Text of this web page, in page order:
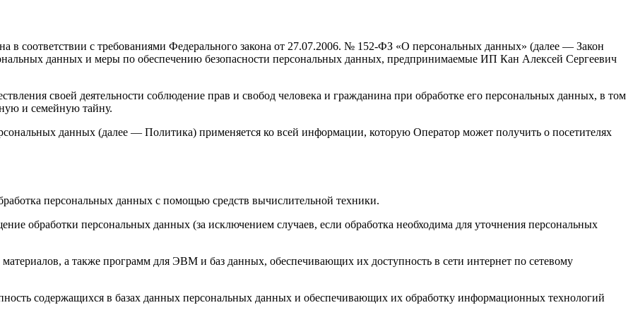
в соответствии с требованиями Федерального закона от 27.07.2006. № 152-ФЗ «О персональных данных» (далее — Закон
данных и меры по обеспечению безопасности персональных данных, предпринимаемые ИП Кан Алексей Сергеевич
своей деятельности соблюдение прав и свобод человека и гражданина при обработке его персональных данных, в том
и семейную тайну.
данных (далее — Политика) применяется ко всей информации, которую Оператор может получить о посетителях
персональных данных с помощью средств вычислительной техники.
обработки персональных данных (за исключением случаев, если обработка необходима для уточнения персональных
а также программ для ЭВМ и баз данных, обеспечивающих их доступность в сети интернет по сетевому
содержащихся в базах данных персональных данных и обеспечивающих их обработку информационных технологий